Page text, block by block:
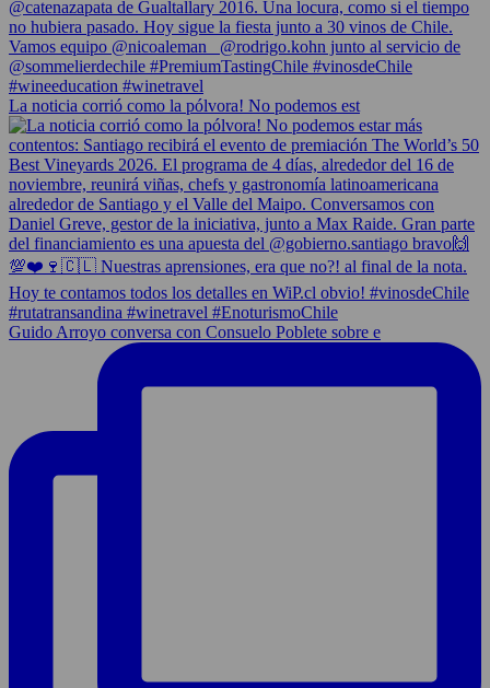
La noticia corrió como la pólvora! No podemos est
Guido Arroyo conversa con Consuelo Poblete sobre e